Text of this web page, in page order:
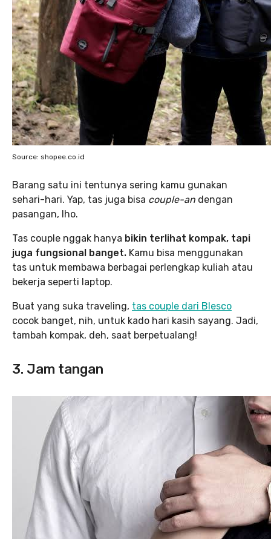
Source: shopee.co.id
Barang satu ini tentunya sering kamu gunakan
sehari-hari. Yap, tas juga bisa couple-an dengan
pasangan, lho.
Tas couple nggak hanya bikin terlihat kompak, tapi
juga fungsional banget. Kamu bisa menggunakan
tas untuk membawa berbagai perlengkap kuliah atau
bekerja seperti laptop.
Buat yang suka traveling, tas couple dari Blesco
cocok banget, nih, untuk kado hari kasih sayang. Jadi,
tambah kompak, deh, saat berpetualang!
3. Jam tangan